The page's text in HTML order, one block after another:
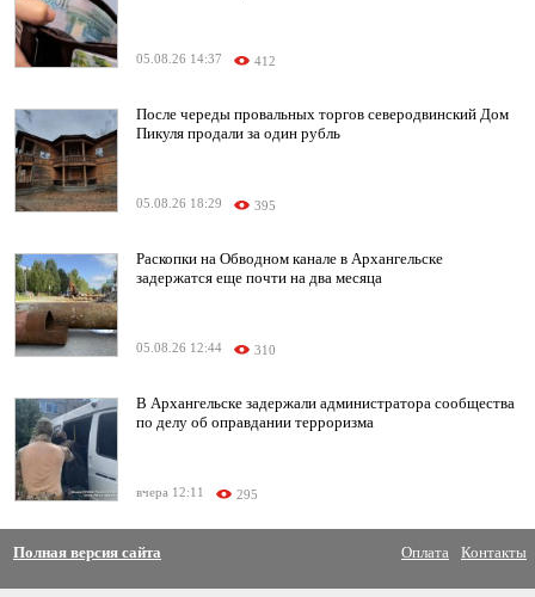
05.08.26 14:37 412
После череды провальных торгов северодвинский Дом
Пикуля продали за один рубль
05.08.26 18:29 395
Раскопки на Обводном канале в Архангельске
задержатся еще почти на два месяца
05.08.26 12:44 310
В Архангельске задержали администратора сообщества
по делу об оправдании терроризма
вчера 12:11 295
Полная версия сайта Оплата Контакты